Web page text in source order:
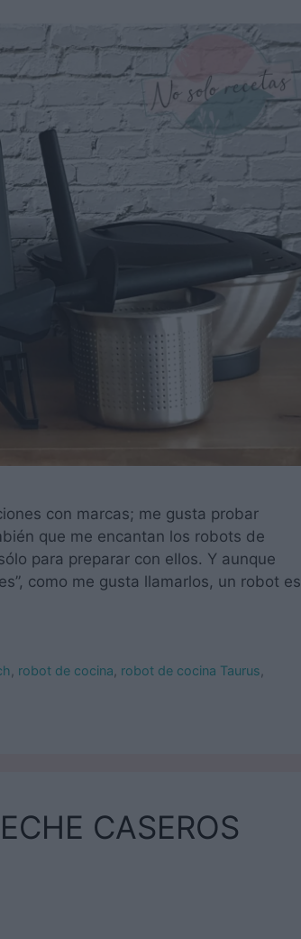
con marcas; me gusta probar
que me encantan los robots de
para preparar con ellos. Y aunque
como me gusta llamarlos, un robot es
robot de cocina robot de cocina Taurus
CASEROS